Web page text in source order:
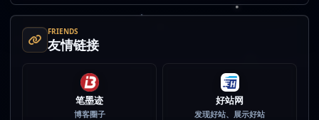
FRIENDS
友情链接
笔墨迹
博客圈子
好站网
发现好站、展示好站